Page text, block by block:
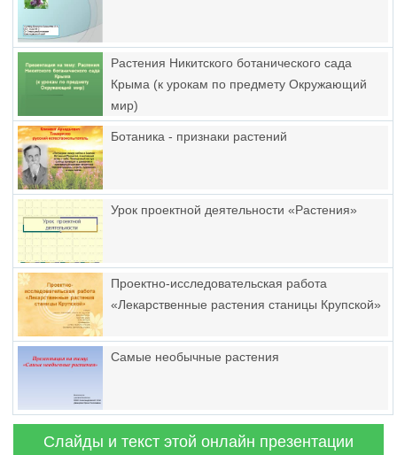
Растения Никитского ботанического сада
Крыма (к урокам по предмету Окружающий
мир)
Ботаника - признаки растений
Урок проектной деятельности «Растения»
Проектно-исследовательская работа
«Лекарственные растения станицы Крупской»
Самые необычные растения
Слайды и текст этой онлайн презентации